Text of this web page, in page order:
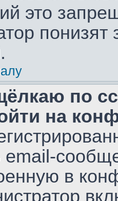
это
понизят
по
на
email-
в